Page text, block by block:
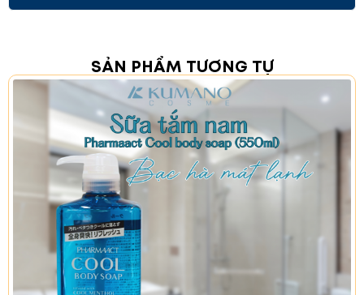
thể sử dụng rộng rãi từ trẻ em đến người già. Sản
4. Hướng dẫn sử dụng
- Cho một lượng thích hợp từ 10 đến 15 mL (khoảng
một nửa nắp) vào miệng, súc miệng trong 20 đến 30
giây, sau đó lấy ra. - Đậy chặt nắp sau khi sử dụng
và bảo quản ở nơi khô ráo, thoáng mát, để xa tầm
tay trẻ em.
Lưu ý: - Không được uống nước súc
miệng. - Không đánh răng sau khi súc miệng 30 phút.
- Không dùng cho trẻ quá nhỏ.
quá nhiều lần trong một ngày. Mỗi ngày chỉ nên
dùng 1-2 lần là đủ.
SẢN PHẨM TƯƠNG TỰ